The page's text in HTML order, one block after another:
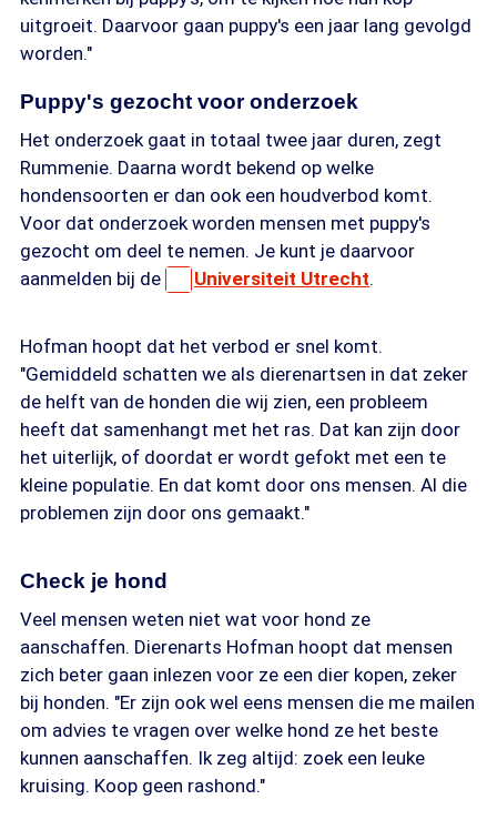
uitgroeit. Daarvoor gaan puppy's een jaar lang gevolgd
worden."
Puppy's gezocht voor onderzoek
Het onderzoek gaat in totaal twee jaar duren, zegt
Rummenie. Daarna wordt bekend op welke
hondensoorten er dan ook een houdverbod komt.
Voor dat onderzoek worden mensen met puppy's
gezocht om deel te nemen. Je kunt je daarvoor
aanmelden bij de
Universiteit Utrecht.
Hofman hoopt dat het verbod er snel komt.
"Gemiddeld schatten we als dierenartsen in dat zeker
de helft van de honden die wij zien, een probleem
heeft dat samenhangt met het ras. Dat kan zijn door
het uiterlijk, of doordat er wordt gefokt met een te
kleine populatie. En dat komt door ons mensen. Al die
problemen zijn door ons gemaakt."
Check je hond
Veel mensen weten niet wat voor hond ze
aanschaffen. Dierenarts Hofman hoopt dat mensen
zich beter gaan inlezen voor ze een dier kopen, zeker
bij honden. "Er zijn ook wel eens mensen die me mailen
om advies te vragen over welke hond ze het beste
kunnen aanschaffen. Ik zeg altijd: zoek een leuke
kruising. Koop geen rashond."